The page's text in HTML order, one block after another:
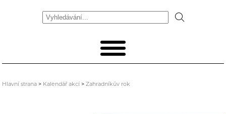
Hlavní strana > Kalendář akcí >Zahradníkův rok